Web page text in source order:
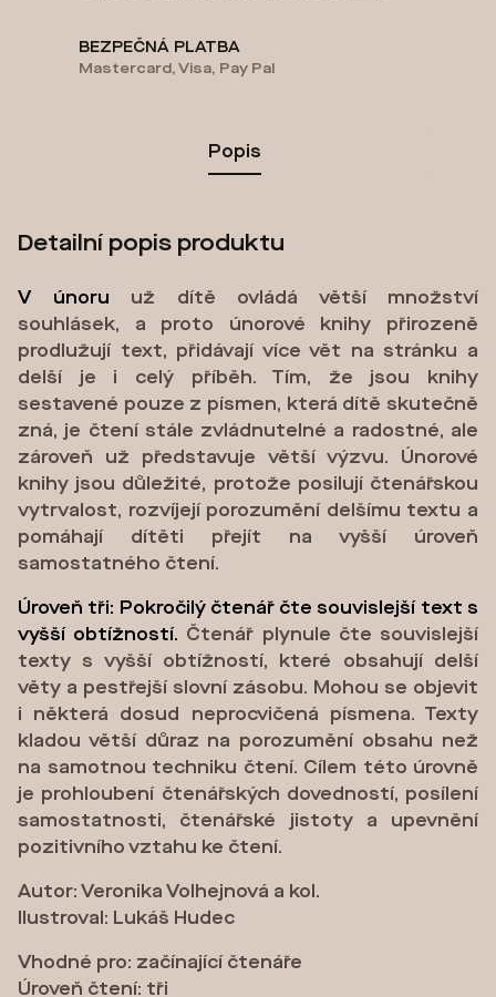
BEZPEČNÁ PLATBA
Mastercard, Visa, Pay Pal
Popis
Detailní popis produktu
V únoru
už dítě ovládá větší množství
souhlásek, a proto únorové knihy přirozeně
prodlužují text, přidávají více vět na stránku a
delší je i celý příběh. Tím, že jsou knihy
sestavené pouze z písmen, která dítě skutečně
zná, je čtení stále zvládnutelné a radostné, ale
zároveň už představuje větší výzvu. Únorové
knihy jsou důležité, protože posilují čtenářskou
vytrvalost, rozvíjejí porozumění delšímu textu a
pomáhají dítěti přejít na vyšší úroveň
samostatného čtení.
Úroveň tři: Pokročilý čtenář čte souvislejší text s
vyšší obtížností. Čtenář plynule čte souvislejší
texty s vyšší obtížností, které obsahují delší
věty a pestřejší slovní zásobu. Mohou se objevit
i některá dosud neprocvičená písmena. Texty
kladou větší důraz na porozumění obsahu než
na samotnou techniku čtení. Cílem této úrovně
je prohloubení čtenářských dovedností, posílení
samostatnosti, čtenářské jistoty a upevnění
pozitivního vztahu ke čtení.
Autor: Veronika Volhejnová a kol.
Ilustroval: Lukáš Hudec
Vhodné pro: začínající čtenáře
Úroveň čtení: tři